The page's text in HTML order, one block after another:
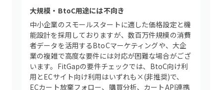
大規模・BtoC用途には不向き
中小企業のスモールスタートに適した価格設定と機
能設計を採用しておりますが、数百万件規模の消費
者データを活用するBtoCマーケティングや、大企
業の複雑で高度な要件には対応が困難な場合がござ
います。FitGapの要件チェックでは、BtoC向け利
用とECサイト向け利用はいずれも×(非推奨)で、
ECカート放棄フォロー、購買分析、カートAPI連携